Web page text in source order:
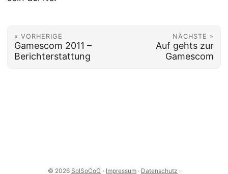
« VORHERIGE
Gamescom 2011 –
Berichterstattung
NÄCHSTE »
Auf gehts zur
Gamescom
© 2026 SolSoCoG · Impressum · Datenschutz ·